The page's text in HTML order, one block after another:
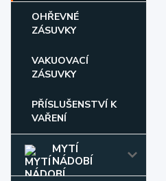
OHŘEVNÉ
ZÁSUVKY
VAKUOVACÍ
ZÁSUVKY
PŘÍSLUŠENSTVÍ K
VAŘENÍ
MYTÍ
NÁDOBÍ